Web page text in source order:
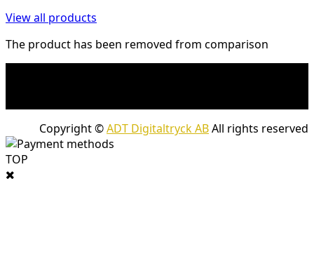
View all products
The product has been removed from comparison
Copyright ©ADT Digitaltryck ABAll rights reserved
TOP